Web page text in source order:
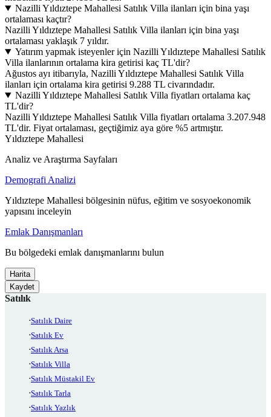
Nazilli Yıldıztepe Mahallesi Satılık Villa ilanları için bina yaşı
ortalaması kaçtır?
Nazilli Yıldıztepe Mahallesi Satılık Villa ilanları için bina yaşı
ortalaması yaklaşık 7 yıldır.
Yatırım yapmak isteyenler için Nazilli Yıldıztepe Mahallesi Satılık
Villa ilanlarının ortalama kira getirisi kaç TL'dir?
Ağustos ayı itibarıyla, Nazilli Yıldıztepe Mahallesi Satılık Villa
ilanları için ortalama kira getirisi 9.288 TL civarındadır.
Nazilli Yıldıztepe Mahallesi Satılık Villa fiyatları ortalama kaç
TL'dir?
Nazilli Yıldıztepe Mahallesi Satılık Villa fiyatları ortalama 3.207.948
TL'dir. Fiyat ortalaması, geçtiğimiz aya göre %5 artmıştır.
Yıldıztepe Mahallesi
Analiz ve Araştırma Sayfaları
Demografi Analizi
Yıldıztepe Mahallesi bölgesinin nüfus, eğitim ve sosyoekonomik
yapısını inceleyin
Emlak Danışmanları
Bu bölgedeki emlak danışmanlarını bulun
Harita
Kaydet
Satılık
Satılık Daire
Satılık Ev
Satılık Arsa
Satılık Villa
Satılık Müstakil Ev
Satılık Tarla
Satılık Yazlık